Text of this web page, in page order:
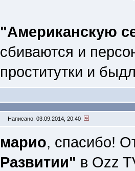
"Американскую
сбиваются и
проститутки и
Написано: 03.09.2014, 20:40
марио, спасибо!
Развитии" в Ozz